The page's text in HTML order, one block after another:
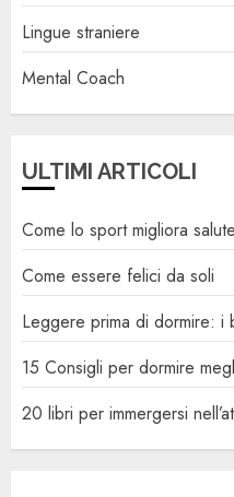
Lingue straniere
Mental Coach
ULTIMI ARTICOLI
Come lo sport migliora
Come essere felici da soli
Leggere prima di dormire: i
15 Consigli per dormire
20 libri per immergersi